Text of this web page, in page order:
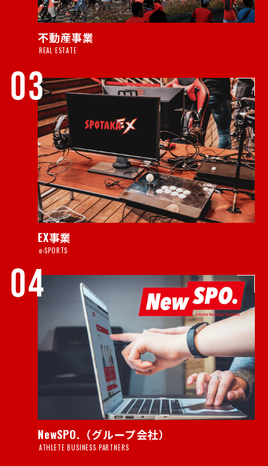
不動産事業
REAL ESTATE
03
EX事業
e-SPORTS
04
NewSPO.（グループ会社）
ATHLETE BUSINESS PARTNERS